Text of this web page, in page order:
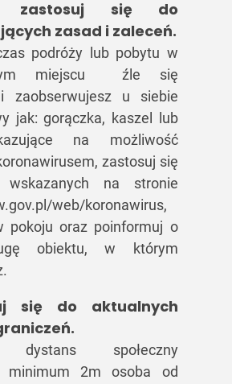
zastosuj się do
zasad i zaleceń.
podróży lub pobytu w
miejscu źle się
zaobserwujesz u siebie
jak: gorączka, kaszel lub
na możliwość
zastosuj się
na stronie
web/koronawirus,
pokoju oraz poinformuj o
obiektu, w którym
się do aktualnych
dystans społeczny
minimum 2m osoba od